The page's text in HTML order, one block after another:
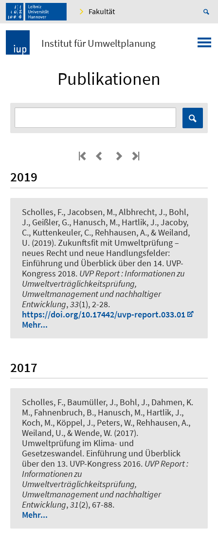
Fakultät
Institut für Umweltplanung
Publikationen
2019
Scholles, F., Jacobsen, M., Albhrecht, J., Bohl,
J., Geißler, G., Hanusch, M., Hartlik, J., Jacoby,
C., Kuttenkeuler, C., Rehhausen, A., & Weiland,
U. (2019). Zukunftsfit mit Umweltprüfung –
neues Recht und neue Handlungsfelder:
Einführung und Überblick über den 14. UVP-
Kongress 2018. UVP Report : Informationen zu
Umweltverträglichkeitsprüfung,
Umweltmanagement und nachhaltiger
Entwicklung,33(1), 2-28.
https://doi.org/10.17442/uvp-report.033.01
Mehr...
2017
Scholles, F., Baumüller, J., Bohl, J., Dahmen, K.
M., Fahnenbruch, B., Hanusch, M., Hartlik, J.,
Koch, M., Köppel, J., Peters, W., Rehhausen, A.,
Weiland, U., & Wende, W. (2017).
Umweltprüfung im Klima- und
Gesetzeswandel. Einführung und Überblick
über den 13. UVP-Kongress 2016. UVP Report :
Informationen zu
Umweltverträglichkeitsprüfung,
Umweltmanagement und nachhaltiger
Entwicklung,31(2), 67-88.
Mehr...